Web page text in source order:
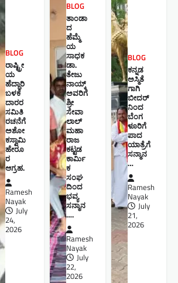
BLOG
ರಾಷ್ಟ್ರೀ
ಯ
ಹೆದ್ದಾರಿ
ಬಳಕೆ
ದಾರರ
ಸಮಿತಿ
ರಚನೆಗೆ
ಅಶೋ
ಕಸ್ವಾಮಿ
ಹೇರೂ
ರ
ಆಗ್ರಹ.
Ramesh
Nayak
July
24,
2026
BLOG
ತಾಂಡಾ
ದ
ಹೆಮ್ಮೆ
ಯ
ಸಾಧಕ
ಡಾ.
ತೇಜು
ನಾಯ್ಕ್
ಅವರಿಗೆ
ಶ್ರೀ
ಸೇವಾ
ಲಾಲ್
ಮಹಾ
ರಾಜ
ಕಟ್ಟಡ
ಕಾರ್ಮಿ
ಕ
ಸಂಘ
ದಿಂದ
ಭವ್ಯ
ಸನ್ಮಾನ
….
Ramesh
Nayak
July
22,
2026
BLOG
ಕನ್ನಡ
ಅಸ್ಮಿತೆ
ಗಾಗಿ
ಬೀದರ್
ನಿಂದ
ಬೆಂಗ
ಳೂರಿಗೆ
ಪಾದ
ಯಾತ್ರೆಗೆ
ಸನ್ಮಾನ
…
Ramesh
Nayak
July
21,
2026